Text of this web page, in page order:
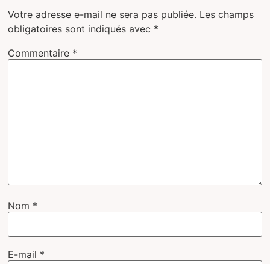
Votre adresse e-mail ne sera pas publiée. Les champs
obligatoires sont indiqués avec *
Commentaire *
Nom *
E-mail *